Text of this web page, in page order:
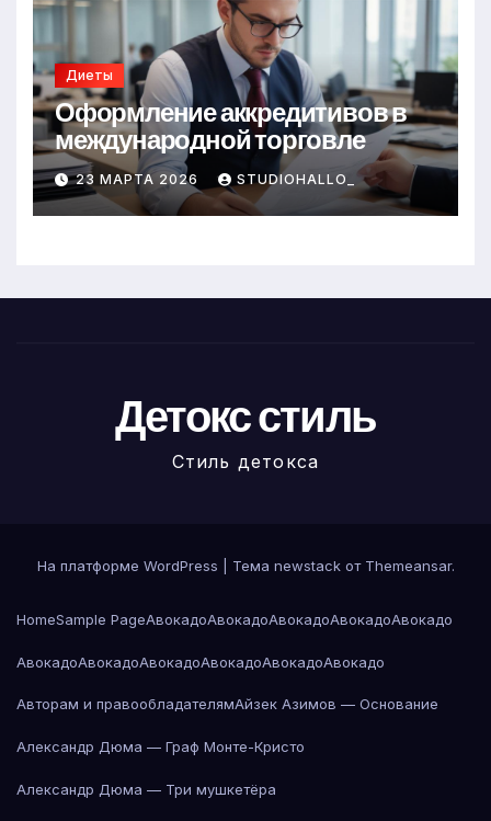
Диеты
Оформление аккредитивов в
международной торговле
23 МАРТА 2026 STUDIOHALLO_
Детокс стиль
Стиль детокса
На платформе WordPress Тема newstack от Themeansar.
HomeSample PageАвокадоАвокадоАвокадоАвокадоАвокадо
АвокадоАвокадоАвокадоАвокадоАвокадоАвокадо
Авторам и правообладателямАйзек Азимов — Основание
Александр Дюма — Граф Монте-Кристо
Александр Дюма — Три мушкетёра